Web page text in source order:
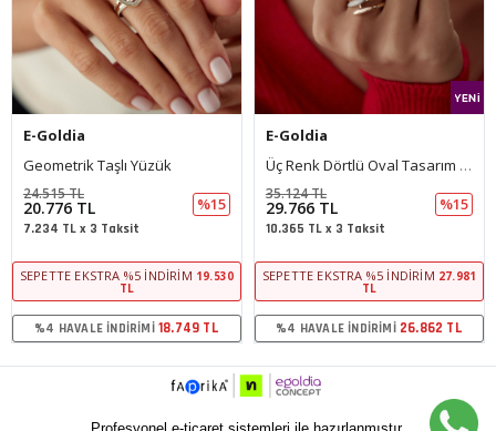
E-Goldia
Geometrik Taşlı Yüzük
20.776 TL
24.515 TL
%15
7.234 TL x 3 Taksit
SEPETTE EKSTRA %5 İNDIRIM 19.530
TL
%4 HAVALE İNDIRIMI 18.749 TL
E-Goldia
Üç Renk Dörtlü Oval Tasarım Yüzük
29.766 TL
35.124 TL
%15
10.365 TL x 3 Taksit
SEPETTE EKSTRA %5 İNDIRIM 27.981
TL
%4 HAVALE İNDIRIMI 26.862 TL